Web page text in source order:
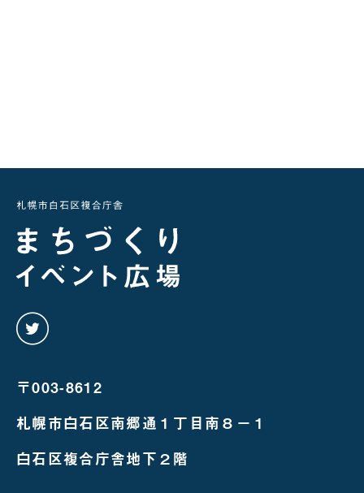
〒003-8612
札幌市白石区南郷通１丁目南８－１
白石区複合庁舎地下２階